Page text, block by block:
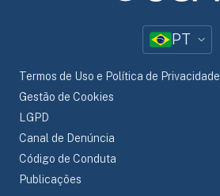
PT
Termos de Uso e Política de Privacidade
Gestão de Cookies
LGPD
Canal de Denúncia
Código de Conduta
Publicações